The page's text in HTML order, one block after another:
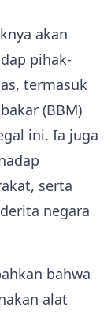
akan
pihak-
termasuk
(BBM)
ini. Ia juga
serta
negara
bahwa
alat